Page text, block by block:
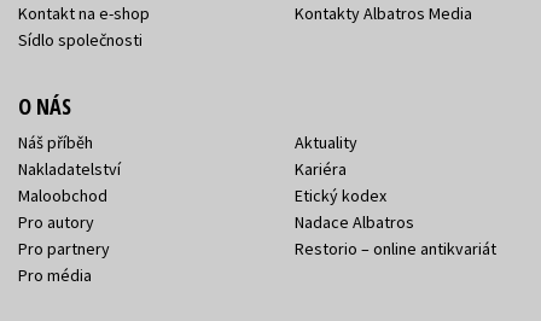
Kontakt na e-shop
Sídlo společnosti
Kontakty Albatros Media
O NÁS
Náš příběh
Nakladatelství
Maloobchod
Pro autory
Pro partnery
Pro média
Aktuality
Kariéra
Etický kodex
Nadace Albatros
Restorio – online antikvariát